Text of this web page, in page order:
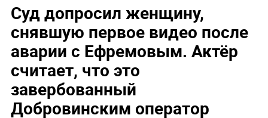
Суд допросил женщину,
снявшую первое видео после
аварии с Ефремовым. Актёр
считает, что это
завербованный
Добровинским оператор